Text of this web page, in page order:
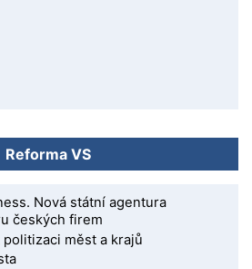
Reforma VS
Nová státní agentura
českých firem
měst a krajů